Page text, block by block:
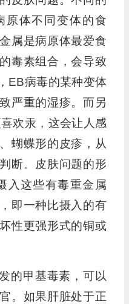
原体不同变体的食
属是病原体最爱食
毒素组合，会导致
EB病毒的某种变体
严重的湿疹。而另
欢汞，这会让人感
蝴蝶形的皮疹，从
断。皮肤问题的形
入这些有毒重金属
即一种比摄入的有
性更强形式的铜或
的甲基毒素，可以
。如果肝脏处于正